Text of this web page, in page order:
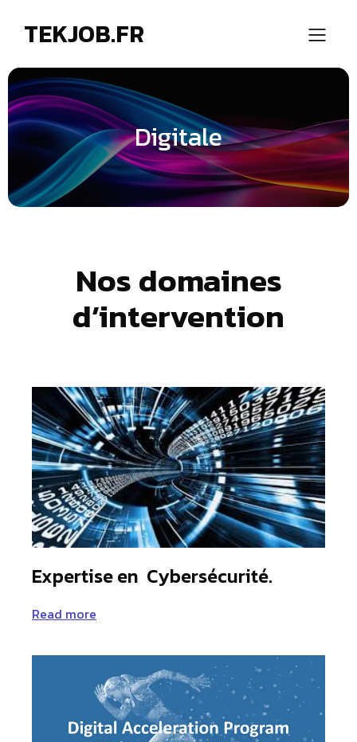
TEKJOB.FR
Digitale
Nos domaines
d’intervention
Expertise en Cybersécurité.
Read more